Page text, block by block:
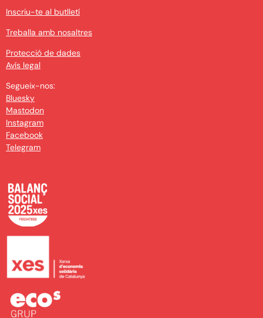
Inscriu-te al butlletí
Treballa amb nosaltres
Protecció de dades
Avís legal
Segueix-nos:
Bluesky
Mastodon
Instagram
Facebook
Telegram